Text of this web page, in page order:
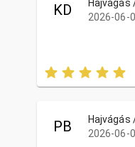
KD
2026-06-
PB
2026-06-